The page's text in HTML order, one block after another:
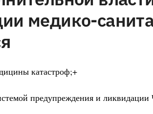
медико-
катастроф;+
предупреждения и